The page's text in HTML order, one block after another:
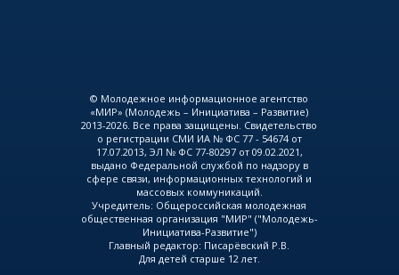
© Молодежное информационное агентство
«МИР» (Молодежь – Инициатива – Развитие)
2013-2026. Все права защищены. Свидетельство
о регистрации СМИ ИА № ФС 77 - 54674 от
17.07.2013, ЭЛ № ФС 77-80297 от 09.02.2021,
выдано Федеральной службой по надзору в
сфере связи, информационных технологий и
массовых коммуникаций.
Учредитель: Общероссийская молодежная
общественная организация "МИР" ("Молодежь-
Инициатива-Развитие")
Главный редактор: Писарёвский Р.В.
Для детей старше 12 лет.